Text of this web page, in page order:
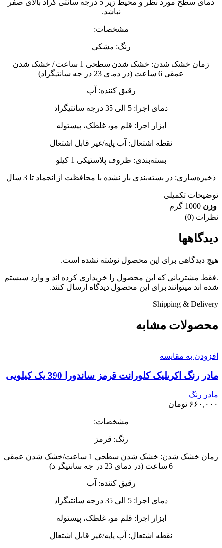
دمای سطح مورد نظر و محیط زیر 5 درجه سانتی گراد بالای صفر
نباشد.
مشخصات:
رنگ: مشکی
زمان خشک شدن: خشک شدن سطحی 1 ساعت / خشک شدن
عمقی 6 ساعت (در دمای 23 در جه سانتیگراد)
رقیق کننده: آب
دمای اجرا: 5 الی 35 درجه سانتیگراد
ابزار اجرا: قلم مو، غلطک، پیستوله
نقطه اشتعال: آب پایه/غیر قابل اشتعال
بسته‌بندی: ظروف پلاستیکی 1 کیلو
ذخیره‌سازی: در بسته‌بندی باز نشده با محافظت از انجماد تا 3 سال
توضیحات تکمیلی
وزن 1000 گرم
نظرات (0)
دیدگاهها
هیچ دیدگاهی برای این محصول نوشته نشده است.
.فقط مشتریانی که این محصول را خریداری کرده اند و وارد سیستم
شده اند میتوانند برای این محصول دیدگاه ارسال کنند.
Shipping & Delivery
محصولات مشابه
افزودن به مقایسه
مادر رنگ اکریلیک کلورانت قرمز ساندورا 390 یک کیلویی
مادر رنگ
۶۶۰,۰۰۰ تومان
مشخصات:
رنگ: قرمز
زمان خشک شدن: خشک شدن سطحی 1 ساعت/خشک شدن عمقی
6 ساعت (در دمای 23 در جه سانتیگراد)
رقیق کننده: آب
دمای اجرا: 5 الی 35 درجه سانتیگراد
ابزار اجرا: قلم مو، غلطک، پیستوله
نقطه اشتعال: آب پایه/غیر قابل اشتعال